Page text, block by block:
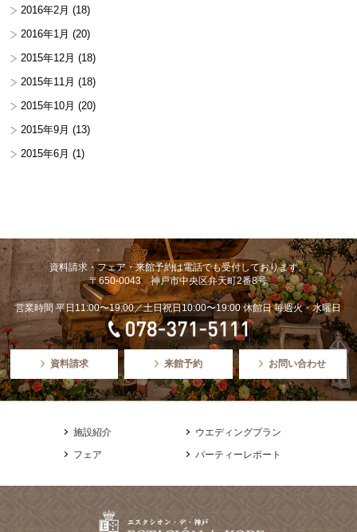
2016年2月 (18)
2016年1月 (20)
2015年12月 (18)
2015年11月 (18)
2015年10月 (20)
2015年9月 (13)
2015年6月 (1)
資料請求・フェア・来館予約は電話でも受付しております。
〒650-0043 神戸市中央区弁天町2番8号
営業時間 平日11:00〜19:00／土日祝日10:00〜19:00 休館日 毎週火・水曜日
資料請求 来館予約 お問い合わせ
施設紹介
ウエディングプラン
フェア
パーティーレポート